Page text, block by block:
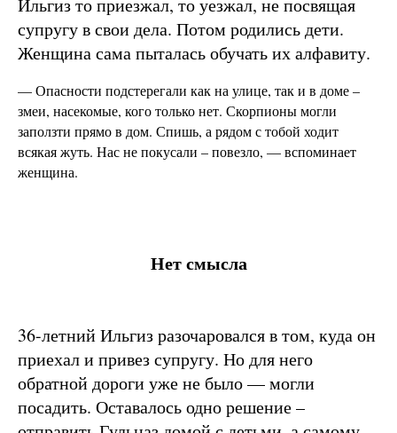
Ильгиз то приезжал, то уезжал, не посвящая
супругу в свои дела. Потом родились дети.
Женщина сама пыталась обучать их алфавиту.
— Опасности подстерегали как на улице, так и в доме –
змеи, насекомые, кого только нет. Скорпионы могли
заползти прямо в дом. Спишь, а рядом с тобой ходит
всякая жуть. Нас не покусали – повезло, — вспоминает
женщина.
Нет смысла
36-летний Ильгиз разочаровался в том, куда он
приехал и привез супругу. Но для него
обратной дороги уже не было — могли
посадить. Оставалось одно решение –